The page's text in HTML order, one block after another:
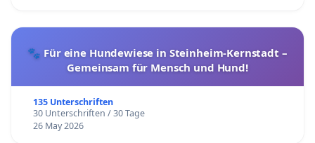
🐾 Für eine Hundewiese in Steinheim-Kernstadt –
Gemeinsam für Mensch und Hund!
135 Unterschriften
30 Unterschriften / 30 Tage
26 May 2026